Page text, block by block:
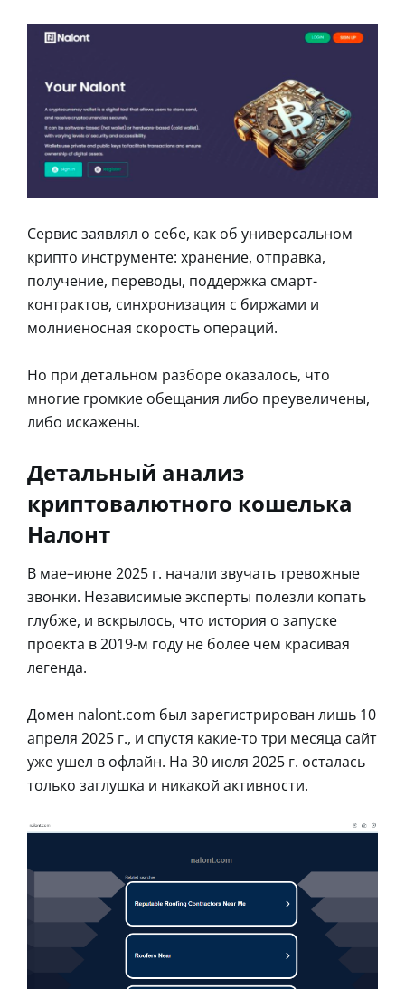
Сервис заявлял о себе, как об универсальном
крипто инструменте: хранение, отправка,
получение, переводы, поддержка смарт-
контрактов, синхронизация с биржами и
молниеносная скорость операций.
Но при детальном разборе оказалось, что
многие громкие обещания либо преувеличены,
либо искажены.
Детальный анализ
криптовалютного кошелька
Налонт
В мае–июне 2025 г. начали звучать тревожные
звонки. Независимые эксперты полезли копать
глубже, и вскрылось, что история о запуске
проекта в 2019-м году не более чем красивая
легенда.
Домен nalont.com был зарегистрирован лишь 10
апреля 2025 г., и спустя какие-то три месяца сайт
уже ушел в офлайн. На 30 июля 2025 г. осталась
только заглушка и никакой активности.